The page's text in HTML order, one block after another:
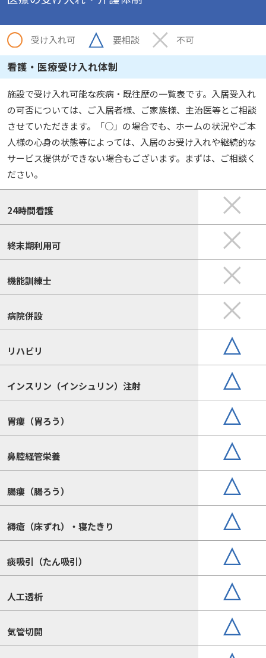
受け入れ可 要相談 不可
看護・医療受け入れ体制
施設で受け入れ可能な疾病・既往歴の一覧表です。入居受入れ
の可否については、ご入居者様、ご家族様、主治医等とご相談
させていただきます。「○」の場合でも、ホームの状況やご本
人様の心身の状態等によっては、入居のお受け入れや継続的な
サービス提供ができない場合もございます。まずは、ご相談く
ださい。
24時間看護
終末期利用可
機能訓練士
病院併設
リハビリ
インスリン（インシュリン）注射
胃瘻（胃ろう）
鼻腔経管栄養
腸瘻（腸ろう）
褥瘡（床ずれ）・寝たきり
痰吸引（たん吸引）
人工透析
気管切開